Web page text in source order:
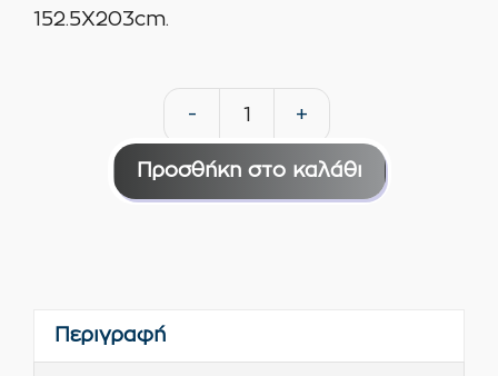
152.5X203cm.
-
PlexiGlass
OEM
+
Προσθήκη στο καλάθι
Περιγραφή